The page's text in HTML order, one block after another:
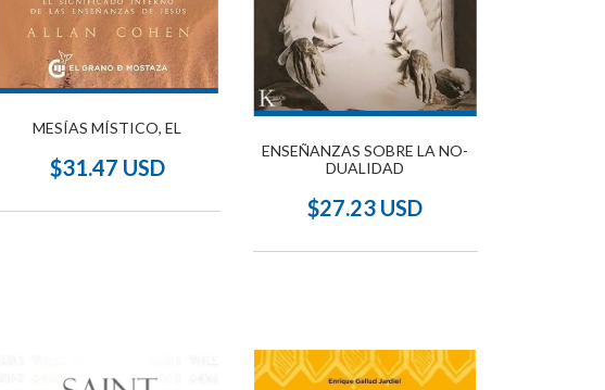
MESÍAS MÍSTICO, EL
$31.47 USD
ENSEÑANZAS SOBRE LA NO-
DUALIDAD
$27.23 USD